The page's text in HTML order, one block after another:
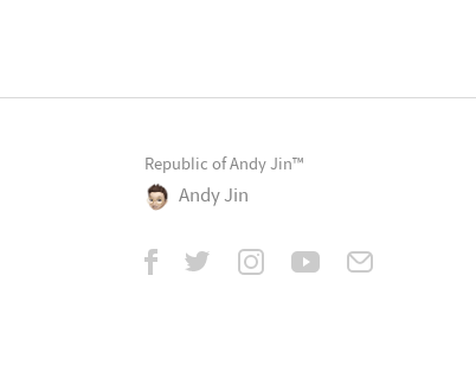
Republic of Andy Jin™
Andy Jin